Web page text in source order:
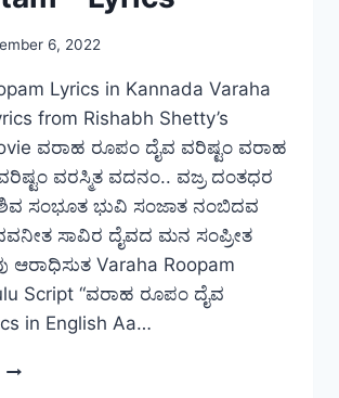
6, 2022
Lyrics in Kannada Varaha
from Rishabh Shetty’s
ವರಾಹ ರೂಪಂ ದೈವ ವರಿಷ್ಟಂ ವರಾಹ
ವರಸ್ಮಿತ ವದನಂ.. ವಜ್ರ ದಂತಧರ
ಶಿವ ಸಂಭೂತ ಭುವಿ ಸಂಜಾತ ನಂಬಿದವ
ಸಾವಿರ ದೈವದ ಮನ ಸಂಪ್ರೀತ
ಆರಾಧಿಸುತ Varaha Roopam
Script “ವರಾಹ ರೂಪಂ ದೈವ
in English Aa…
VARAHA